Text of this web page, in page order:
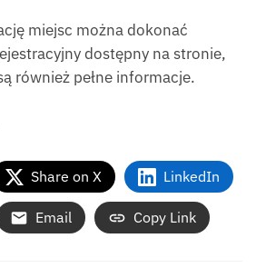
miejsc można dokonać
dostępny na stronie,
również pełne informacje.
Share on X LinkedIn
Email Copy Link